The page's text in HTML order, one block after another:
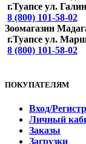
г.Туапсе ул.
8 (800) 101-58-02
Зоомагазин
г.Туапсе ул.
8 (800) 101-58-02
ПОКУПАТЕЛЯМ
Вход/
Личный
Заказы
Загрузки